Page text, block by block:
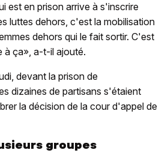
est en prison arrive à s'inscrire
luttes dehors, c'est la mobilisation
dehors qui le fait sortir. C'est
à ça», a-t-il ajouté.
devant la prison de
dizaines de partisans s'étaient
la décision de la cour d'appel de
groupes